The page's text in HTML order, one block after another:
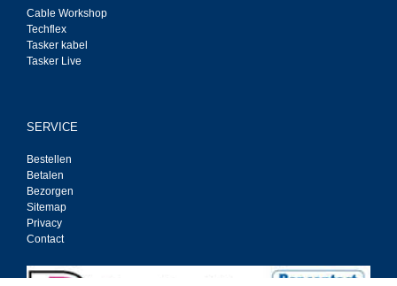
Cable Workshop
Techflex
Tasker kabel
Tasker Live
SERVICE
Bestellen
Betalen
Bezorgen
Sitemap
Privacy
Contact